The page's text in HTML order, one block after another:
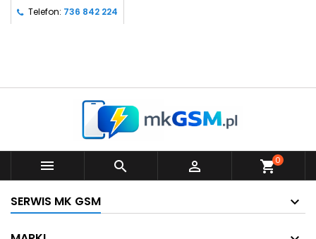
Telefon: 736 842 224
   shopping_cart0
SERWIS MK GSM